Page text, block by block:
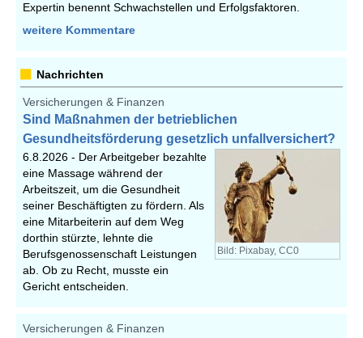
Expertin benennt Schwachstellen und Erfolgsfaktoren.
weitere Kommentare
Nachrichten
Versicherungen & Finanzen
Sind Maßnahmen der betrieblichen
Gesundheitsförderung gesetzlich unfallversichert?
Bild: Pixabay, CC0
6.8.2026 - Der Arbeitgeber bezahlte
eine Massage während der
Arbeitszeit, um die Gesundheit
seiner Beschäftigten zu fördern. Als
eine Mitarbeiterin auf dem Weg
dorthin stürzte, lehnte die
Berufsgenossenschaft Leistungen
ab. Ob zu Recht, musste ein
Gericht entscheiden.
Versicherungen & Finanzen